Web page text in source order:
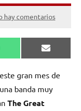
hay comentarios
en
Email
gran mes de
banda muy
The Great